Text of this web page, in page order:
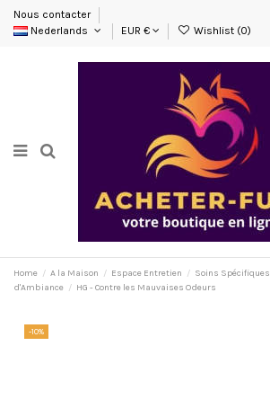
Nous contacter
Nederlands
EUR € Wishlist (0)
Home A la Maison Espace Entretien Soins Spécifiques
d'Ambiance
HG - Contre les Mauvaises Odeurs
-10%